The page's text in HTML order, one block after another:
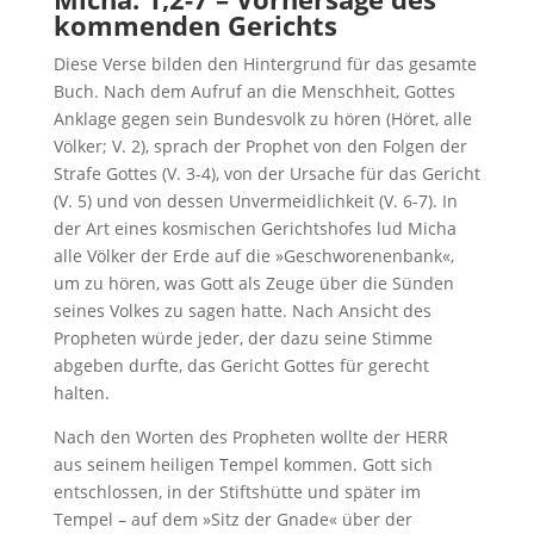
kommenden Gerichts
Diese Verse bilden den Hintergrund für das gesamte
Buch. Nach dem Aufruf an die Menschheit, Gottes
Anklage gegen sein Bundesvolk zu hören (Höret, alle
Völker; V. 2), sprach der Prophet von den Folgen der
Strafe Gottes (V. 3-4), von der Ursache für das Gericht
(V. 5) und von dessen Unvermeidlichkeit (V. 6-7). In
der Art eines kosmischen Gerichtshofes lud Micha
alle Völker der Erde auf die »Geschworenenbank«,
um zu hören, was Gott als Zeuge über die Sünden
seines Volkes zu sagen hatte. Nach Ansicht des
Propheten würde jeder, der dazu seine Stimme
abgeben durfte, das Gericht Gottes für gerecht
halten.
Nach den Worten des Propheten wollte der HERR
aus seinem heiligen Tempel kommen. Gott sich
entschlossen, in der Stiftshütte und später im
Tempel – auf dem »Sitz der Gnade« über der